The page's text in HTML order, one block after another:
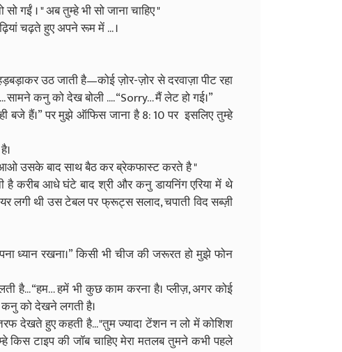
गईं । " अब तुम्हे भी सो जाना चाहिए "
चढ़ते हुए अपने रूम में ... ।
उठ जाती है—कोई ज़ोर-ज़ोर से दरवाज़ा पीट रहा
सामने कनु को देख बोली .... “Sorry… मैं लेट हो गई।”
बजे हैं।” पर मुझे ऑफिस जाना है 8: 10 पर इसलिए तुम्हे
आओ उसके बाद साथ बैठ कर ब्रेकफास्ट करते है "
है करीब आधे घंटे बाद श्री और कनु डायनिंग एरिया में थे
लगी थी उस टेबल पर फ्रूट्स सलाद, चपाती विद सब्ज़ी
रखना।” किसी भी चीज की जरूरत हो मुझे फोन
है... “हम… हमें भी कुछ काम करना है। प्लीज़, अगर कोई
कनु को देखने लगती है।
देखते हुए कहती है... "तुम ज्यादा टेंशन न लो में कोशिश
किस टाइप की जॉब चाहिए मेरा मतलब तुमने कभी पहले